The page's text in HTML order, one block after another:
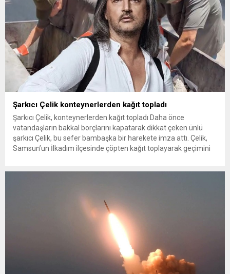
Şarkıcı Çelik konteynerlerden kağıt topladı
Şarkıcı Çelik, konteynerlerden kağıt topladı Daha önce
vatandaşların bakkal borçlarını kapatarak dikkat çeken ünlü
şarkıcı Çelik, bu sefer bambaşka bir harekete imza attı. Çelik,
Samsun’un İlkadım ilçesinde çöpten kağıt toplayarak geçimini